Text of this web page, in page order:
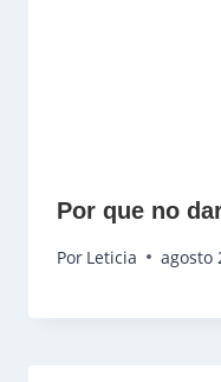
Por que no
Por Leticia agosto